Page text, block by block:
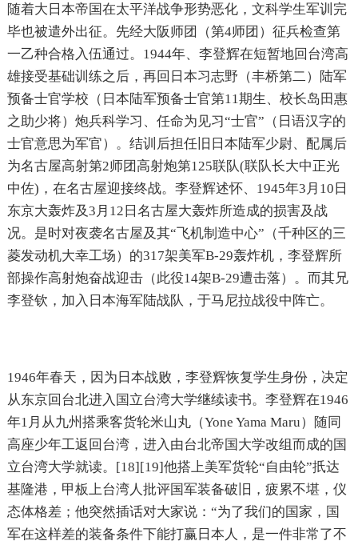
随着大日本帝国在太平洋战争形势恶化，文科学生军训完
毕也被遣外出征。先经大阪师团（第4师团）征兵检查第
一乙种合格入伍通过。1944年、李登辉在短暂地回台湾高
雄接受基础训练之后，再回日本习志野（丰桥第二）陆军
预备士官学校（日本陆军预备士官第11期生、校长岛田惠
之助少将）炮兵科学习、任命为见习“士官”（日语汉字的
士官意思为军官）。结训后担任旧日本陆军少尉、配属后
为名古屋高射第2师团高射炮第125联队(联队长大中正光
中佐)，在名古屋迎接终战。李登辉述怀、1945年3月10日
东京大轰炸及3月12日名古屋大轰炸所造成的损害及战
况。是时对夜袭名古屋及其“飞机制造中心”（千种区的三
菱发动机大幸工场）的317架美军B-29轰炸机，李登辉所
部操作高射炮奋战迎击（此役14架B-29遭击落）。而其兄
李登钦，加入日本海军陆战队，于马尼拉战役中阵亡。
1946年春天，因为日本战败，李登辉恢复学生身份，决定
从东京回台北进入国立台湾大学继续读书。李登辉在1946
年1月从九州搭乘客货轮米山丸（Yone Yama Maru）随同
高座少年工返回台湾，进入由台北帝国大学改组而成的国
立台湾大学就读。[18][19]他搭上美军货轮“自由轮”扺达
基隆港，甲板上台湾人批评国军装备破旧，疲累不堪，仪
态体格差；他突然插话对大家说：“为了我们的国家，国
军在这样差的装备条件下能打赢日本人，是一件非常了不